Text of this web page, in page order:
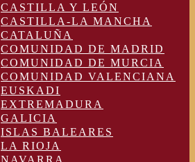
CASTILLA Y LEÓN
CASTILLA-LA MANCHA
CATALUÑA
COMUNIDAD DE MADRID
COMUNIDAD DE MURCIA
COMUNIDAD VALENCIANA
EUSKADI
EXTREMADURA
GALICIA
ISLAS BALEARES
LA RIOJA
NAVARRA